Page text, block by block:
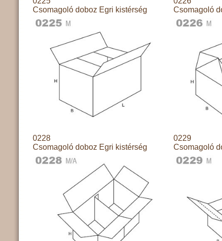
Csomagoló doboz Egri kistérség
Csomagoló
0228
Csomagoló doboz Egri kistérség
0229
Csomagoló